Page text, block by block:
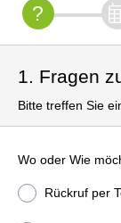
1. Fragen
Bitte treffen Sie
Wo oder Wie
Rückruf per